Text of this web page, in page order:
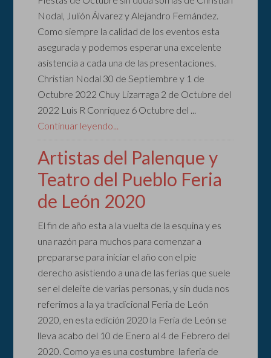
Nodal, Julión Álvarez y Alejandro Fernández.
Como siempre la calidad de los eventos esta
asegurada y podemos esperar una excelente
asistencia a cada una de las presentaciones.
Christian Nodal 30 de Septiembre y 1 de
Octubre 2022 Chuy Lizarraga 2 de Octubre del
2022 Luis R Conriquez 6 Octubre del ...
Continuar leyendo...
Artistas del Palenque y
Teatro del Pueblo Feria
de León 2020
El fin de año esta a la vuelta de la esquina y es
una razón para muchos para comenzar a
prepararse para iniciar el año con el pie
derecho asistiendo a una de las ferias que suele
ser el deleite de varias personas, y sin duda nos
referimos a la ya tradicional Feria de León
2020, en esta edición 2020 la Feria de León se
lleva acabo del 10 de Enero al 4 de Febrero del
2020. Como ya es una costumbre la feria de